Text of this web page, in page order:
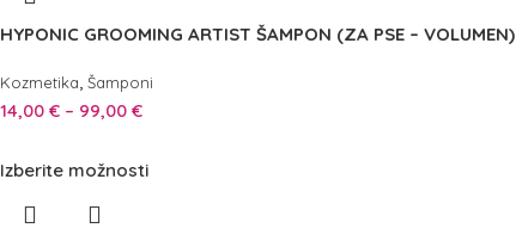
HYPONIC GROOMING ARTIST ŠAMPON (ZA PSE – VOLUMEN)
Kozmetika, Šamponi
14,00 € – 99,00 €
Izberite možnosti